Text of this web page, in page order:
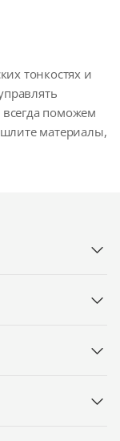
тонкостях и
поможем
материалы,